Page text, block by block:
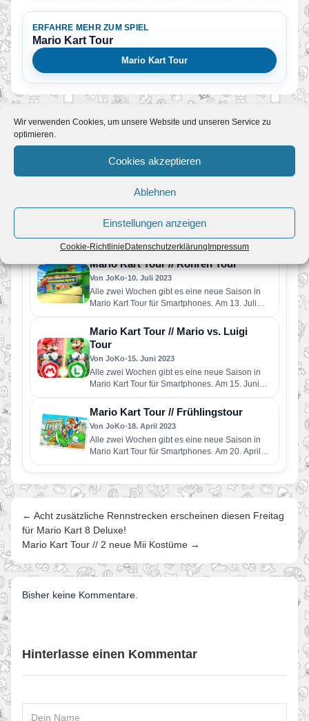
Wir verwenden Cookies, um unsere Website und unseren Service zu
optimieren.
Cookies akzeptieren
Ablehnen
Einstellungen anzeigen
Cookie-Richtlinie Datenschutzerklärung Impressum
ERFAHRE MEHR ZUM SPIEL
Mario Kart Tour
Mario Kart Tour
Mehr News zum Spiel
Von JoKo•7. September 2023
Alle zwei Wochen gibt es eine neue Saison in
Mario Kart Tour für Smartphones. Am 06.
September startet…
Mario Kart Tour // Röhren Tour
Von JoKo•10. Juli 2023
Alle zwei Wochen gibt es eine neue Saison in
Mario Kart Tour für Smartphones. Am 13. Juli
startet…
Mario Kart Tour // Mario vs. Luigi
Tour
Von JoKo•15. Juni 2023
Alle zwei Wochen gibt es eine neue Saison in
Mario Kart Tour für Smartphones. Am 15. Juni
startet…
Mario Kart Tour // Frühlingstour
Von JoKo•18. April 2023
Alle zwei Wochen gibt es eine neue Saison in
Mario Kart Tour für Smartphones. Am 20. April
startet…
← Acht zusätzliche Rennstrecken erscheinen diesen Freitag
für Mario Kart 8 Deluxe!
Mario Kart Tour // 2 neue Mii Kostüme →
Bisher keine Kommentare.
Hinterlasse einen Kommentar